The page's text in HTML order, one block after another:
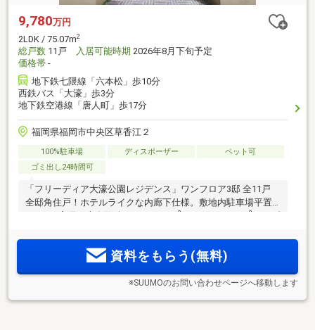
9,780万円
2LDK / 75.07m2
総戸数 11戸 入居可能時期 2026年8月下旬予定
価格帯 -
地下鉄七隈線「六本松」歩10分
西鉄バス「大濠」歩3分
地下鉄空港線「唐人町」歩17分
福岡県福岡市中央区草香江２
100%駐車場 ディスポーザー
ペット可
ゴミ出し24時間可
「フリーディア大濠公園レジデンス」ワンフロア3邸 全11戸
全邸角住戸！ホテルライクな内廊下仕様。敷地内駐車場平置
き100％完備。専有面積 2LDK 75.07m
2 2
、メゾ
資料をもらう(無料)
※SUUMOのお問い合わせページへ移動します